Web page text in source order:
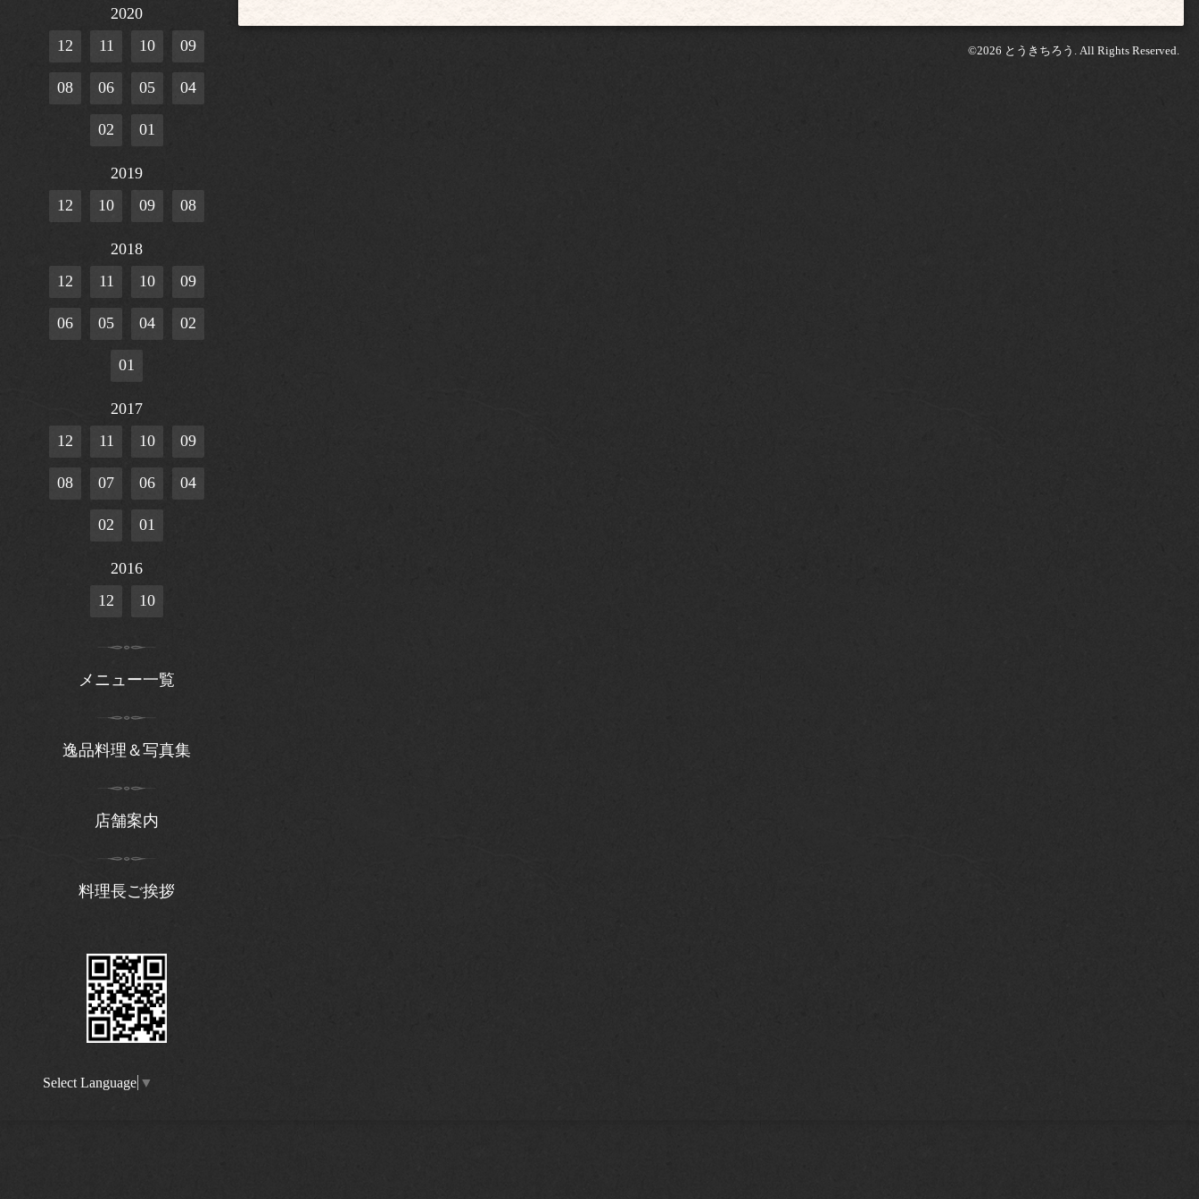
©2026 とうきちろう . All Rights Reserved.
2020
12
11 10 09
08 06 05 04
02 01
2019
12
10 09 08
2018
12
11 10 09
06 05 04 02
01
2017
12
11 10 09
08 07 06 04
02 01
2016
12
10
メニュー一覧
逸品料理＆写真集
店舗案内
料理長ご挨拶
Select Language ▼